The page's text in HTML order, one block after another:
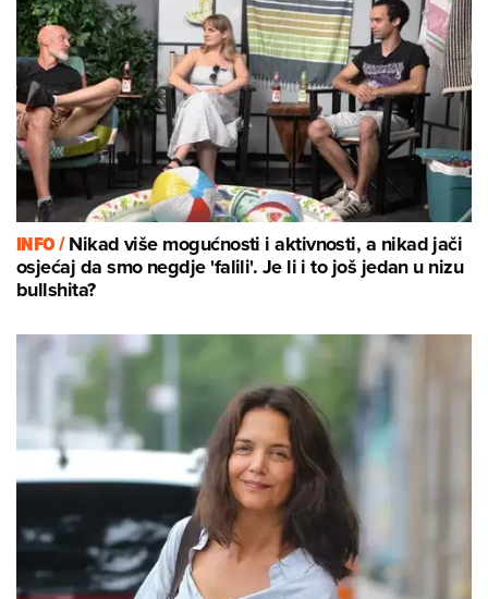
INFO /Nikad više mogućnosti i aktivnosti, a nikad jači
osjećaj da smo negdje 'falili'. Je li i to još jedan u nizu
bullshita?